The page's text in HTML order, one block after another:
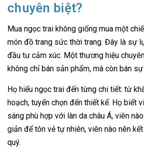
chuyên biệt?
Mua ngọc trai không giống mua một
món đồ trang sức thời trang. Đây là sự
đầu tư cảm xúc. Một thương hiệu
không chỉ bán sản phẩm, mà còn bán sự
Họ hiểu ngọc trai đến từng chi tiết: từ
hoạch, tuyển chọn đến thiết kế. Họ biết
sáng phù hợp với làn da châu Á, viên
giản để tôn vẻ tự nhiên, viên nào nên
quý.